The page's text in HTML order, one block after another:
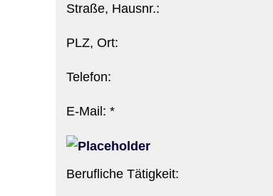
Straße, Hausnr.:
PLZ, Ort:
Telefon:
E-Mail: *
Berufliche Tätigkeit: